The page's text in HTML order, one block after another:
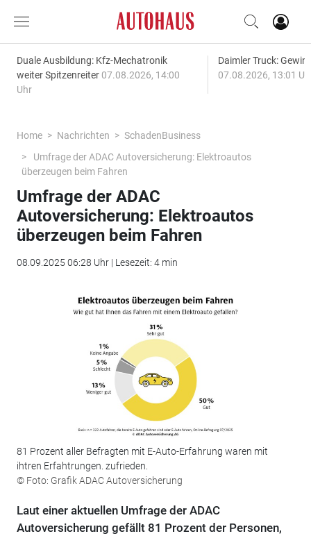
Duale Ausbildung: Kfz-Mechatronik
weiter Spitzenreiter 07.08.2026, 14:00
Uhr
Daimler Truck:
07.08.2026, 13:01
Home Nachrichten
SchadenBusiness
Umfrage der ADAC Autoversicherung: Elektroautos
überzeugen beim Fahren
Umfrage der ADAC
Autoversicherung: Elektroautos
überzeugen beim Fahren
08.09.2025 06:28 Uhr | Lesezeit: 4 min
81 Prozent aller Befragten mit E-Auto-Erfahrung waren mit
ihtren Erfahtrungen. zufrieden.
© Foto: Grafik ADAC Autoversicherung
Laut einer aktuellen Umfrage der ADAC
Autoversicherung gefällt 81 Prozent der Personen,